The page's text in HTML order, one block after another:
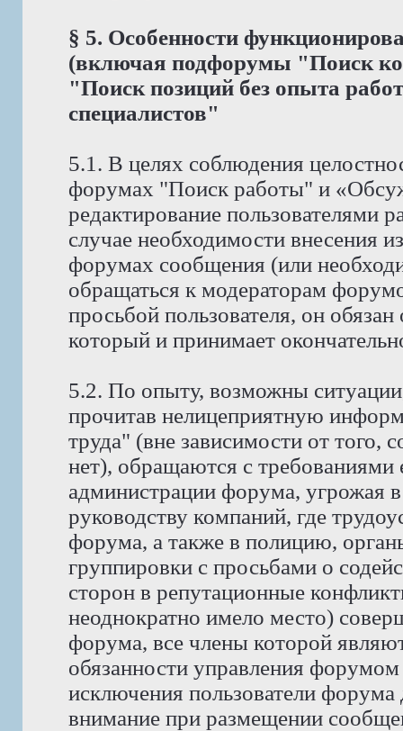
§ 5. Особенности
(включая подфорумы "Поиск
"Поиск позиций без опыта
специалистов"
5.1. В целях соблюдения
форумах "Поиск работы" и
редактирование
случае необходимости внесения
форумах сообщения (или
обращаться к модераторам
просьбой пользователя, он
который и принимает
5.2. По опыту, возможны
прочитав нелицеприятную
труда" (вне зависимости от того,
нет), обращаются с требованиями
администрации форума, угрожая
руководству компаний, где
форума, а также в полицию,
группировки с просьбами о
сторон в репутационные
неоднократно имело место)
форума, все члены которой
обязанности управления
исключения пользователи
внимание при размещении